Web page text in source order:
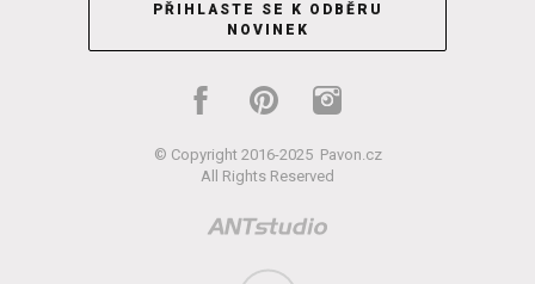
PŘIHLASTE SE K ODBĚRU
NOVINEK
© Copyright 2016-2025 Pavon.cz
All Rights Reserved